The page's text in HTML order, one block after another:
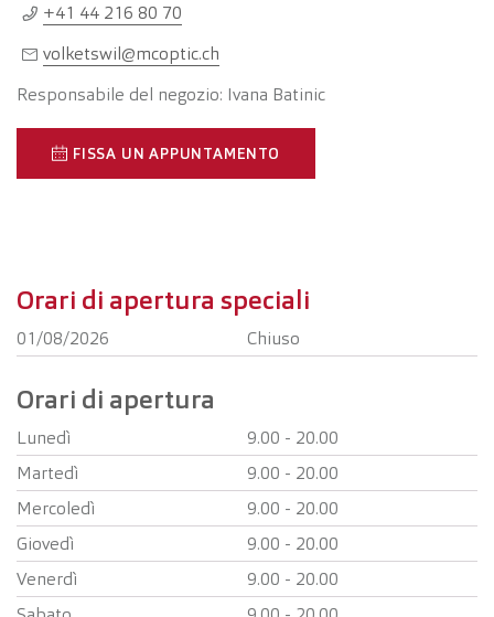
+41 44 216 80 70
volketswil@mcoptic.ch
Responsabile del negozio: Ivana Batinic
FISSA UN APPUNTAMENTO
Orari di apertura speciali
01/08/2026 Chiuso
Orari di apertura
Lunedì
9.00 - 20.00
Martedì
9.00 - 20.00
Mercoledì
9.00 - 20.00
Giovedì
9.00 - 20.00
Venerdì
9.00 - 20.00